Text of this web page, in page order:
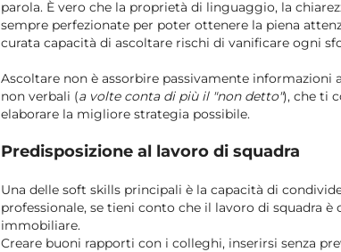
parola. È vero che la proprietà di linguaggio, la
sempre perfezionate per poter ottenere la piena
curata capacità di ascoltare rischi di vanificare ogni
Ascoltare non è assorbire passivamente
non verbali (a volte conta di più il "non detto"), che ti
elaborare la migliore strategia possibile.
Predisposizione al lavoro di squadra
Una delle soft skills principali è la capacità di
professionale, se tieni conto che il lavoro di squadra
immobiliare.
Creare buoni rapporti con i colleghi, inserirsi senza